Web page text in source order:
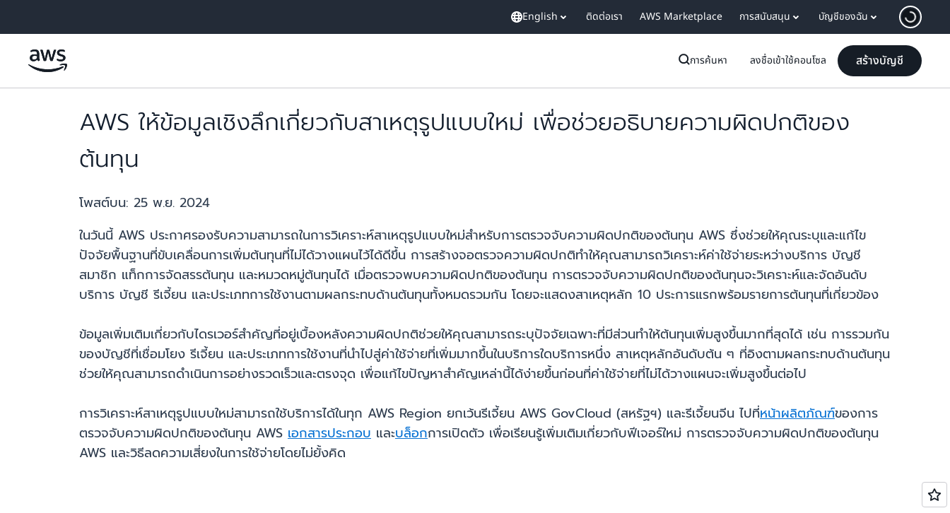
English ติดต่อเรา AWS Marketplace การสนับสนุน บัญชีของฉัน
การค้นหา ลงชื่อเข้าใช้คอนโซล สร้างบัญชี
AWS ให้ข้อมูลเชิงลึกเกี่ยวกับสาเหตุรูปแบบใหม่ เพื่อช่วยอธิบายความผิดปกติของ
ต้นทุน
โพสต์บน: 25 พ.ย. 2024
ในวันนี้ AWS ประกาศรองรับความสามารถในการวิเคราะห์สาเหตุรูปแบบใหม่สำหรับการตรวจจับความผิดปกติของต้นทุน AWS ซึ่งช่วยให้คุณระบุและแก้ไข
ปัจจัยพื้นฐานที่ขับเคลื่อนการเพิ่มต้นทุนที่ไม่ได้วางแผนไว้ได้ดีขึ้น การสร้างจอตรวจความผิดปกติทำให้คุณสามารถวิเคราะห์ค่าใช้จ่ายระหว่างบริการ บัญชี
สมาชิก แท็กการจัดสรรต้นทุน และหมวดหมู่ต้นทุนได้ เมื่อตรวจพบความผิดปกติของต้นทุน การตรวจจับความผิดปกติของต้นทุนจะวิเคราะห์และจัดอันดับ
บริการ บัญชี รีเจี้ยน และประเภทการใช้งานตามผลกระทบด้านต้นทุนทั้งหมดรวมกัน โดยจะแสดงสาเหตุหลัก 10 ประการแรกพร้อมรายการต้นทุนที่เกี่ยวข้อง
ข้อมูลเพิ่มเติมเกี่ยวกับไดรเวอร์สำคัญที่อยู่เบื้องหลังความผิดปกติช่วยให้คุณสามารถระบุปัจจัยเฉพาะที่มีส่วนทำให้ต้นทุนเพิ่มสูงขึ้นมากที่สุดได้ เช่น การรวมกัน
ของบัญชีที่เชื่อมโยง รีเจี้ยน และประเภทการใช้งานที่นำไปสู่ค่าใช้จ่ายที่เพิ่มมากขึ้นในบริการใดบริการหนึ่ง สาเหตุหลักอันดับต้น ๆ ที่อิงตามผลกระทบด้านต้นทุน
ช่วยให้คุณสามารถดำเนินการอย่างรวดเร็วและตรงจุด เพื่อแก้ไขปัญหาสำคัญเหล่านี้ได้ง่ายขึ้นก่อนที่ค่าใช้จ่ายที่ไม่ได้วางแผนจะเพิ่มสูงขึ้นต่อไป
การวิเคราะห์สาเหตุรูปแบบใหม่สามารถใช้บริการได้ในทุก AWS Region ยกเว้นรีเจี้ยน AWS GovCloud (สหรัฐฯ) และรีเจี้ยนจีน ไปที่หน้าผลิตภัณฑ์ของการ
ตรวจจับความผิดปกติของต้นทุน AWS เอกสารประกอบ และบล็อกการเปิดตัว เพื่อเรียนรู้เพิ่มเติมเกี่ยวกับฟีเจอร์ใหม่ การตรวจจับความผิดปกติของต้นทุน
AWS และวิธีลดความเสี่ยงในการใช้จ่ายโดยไม่ยั้งคิด